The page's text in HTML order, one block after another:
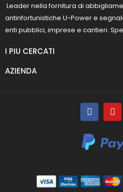
Leader nella fornitura di
antinfortunistiche U-Power e
enti pubblici, imprese e cantieri.
I PIU CERCATI
AZIENDA